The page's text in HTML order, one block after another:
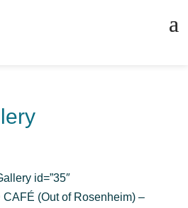
id=”35″
(Out of Rosenheim) –